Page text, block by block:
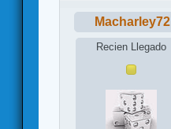
Macharley72
Recien Llegado